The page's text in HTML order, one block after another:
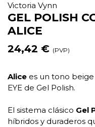
Victoria Vynn
GEL POLISH
ALICE
24,42 € (PVP)
Alice es un tono
EYE de Gel Polish.
El sistema clásico Gel
híbridos y duraderos